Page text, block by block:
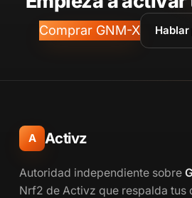
Comprar GNM-X
A Activz
Autoridad independiente sobre
Nrf2 de Activz que respalda tus